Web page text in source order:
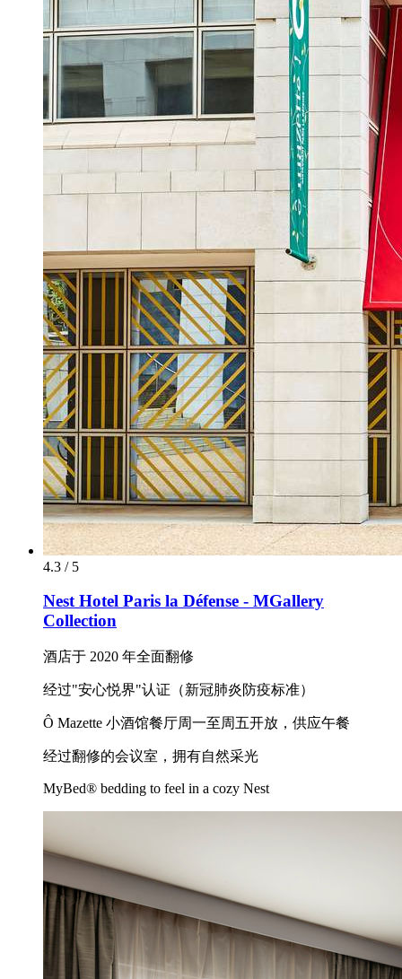
4.3 / 5
Nest Hotel Paris la Défense - MGallery
Collection
酒店于 2020 年全面翻修
经过"安心悦界"认证（新冠肺炎防疫标准）
Ô Mazette 小酒馆餐厅周一至周五开放，供应午餐
经过翻修的会议室，拥有自然采光
MyBed® bedding to feel in a cozy Nest